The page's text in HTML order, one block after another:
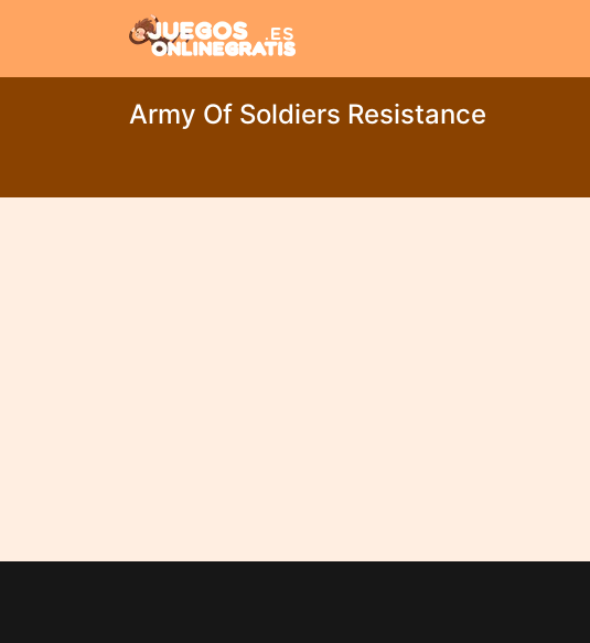
Army Of Soldiers Resistance